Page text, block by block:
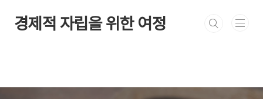
경제적 자립을 위한 여정